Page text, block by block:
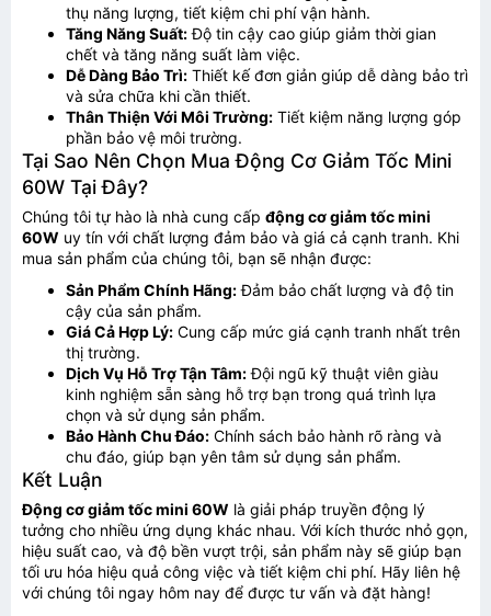
Gửi thông tin
thụ năng lượng, tiết kiệm chi phí vận hành.
Tăng Năng Suất:Độ tin cậy cao giúp giảm thời gian
chết và tăng năng suất làm việc.
Dễ Dàng Bảo Trì: Thiết kế đơn giản giúp dễ dàng bảo trì
và sửa chữa khi cần thiết.
Thân Thiện Với Môi Trường: Tiết kiệm năng lượng góp
phần bảo vệ môi trường.
Tại Sao Nên Chọn Mua Động Cơ Giảm Tốc Mini
60W Tại Đây?
Chúng tôi tự hào là nhà cung cấp động cơ giảm tốc mini
60W uy tín với chất lượng đảm bảo và giá cả cạnh tranh. Khi
mua sản phẩm của chúng tôi, bạn sẽ nhận được:
Sản Phẩm Chính Hãng:Đảm bảo chất lượng và độ tin
cậy của sản phẩm.
Giá Cả Hợp Lý: Cung cấp mức giá cạnh tranh nhất trên
thị trường.
Dịch Vụ Hỗ Trợ Tận Tâm:Đội ngũ kỹ thuật viên giàu
kinh nghiệm sẵn sàng hỗ trợ bạn trong quá trình lựa
chọn và sử dụng sản phẩm.
Bảo Hành Chu Đáo: Chính sách bảo hành rõ ràng và
chu đáo, giúp bạn yên tâm sử dụng sản phẩm.
Kết Luận
Động cơ giảm tốc mini 60W là giải pháp truyền động lý
tưởng cho nhiều ứng dụng khác nhau. Với kích thước nhỏ gọn,
hiệu suất cao, và độ bền vượt trội, sản phẩm này sẽ giúp bạn
tối ưu hóa hiệu quả công việc và tiết kiệm chi phí. Hãy liên hệ
với chúng tôi ngay hôm nay để được tư vấn và đặt hàng!